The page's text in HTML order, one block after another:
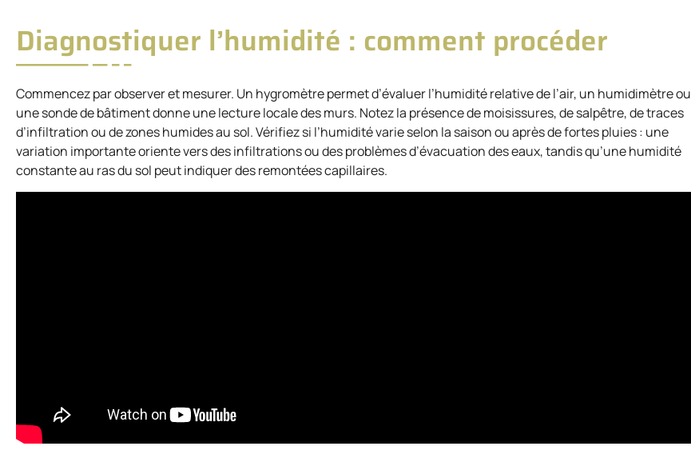
Diagnostiquer l’humidité : comment procéder
Commencez par observer et mesurer. Un hygromètre permet d’évaluer l’humidité relative de l’air, un humidimètre ou
une sonde de bâtiment donne une lecture locale des murs. Notez la présence de moisissures, de salpêtre, de traces
d’infiltration ou de zones humides au sol. Vérifiez si l’humidité varie selon la saison ou après de fortes pluies : une
variation importante oriente vers des infiltrations ou des problèmes d’évacuation des eaux, tandis qu’une humidité
constante au ras du sol peut indiquer des remontées capillaires.